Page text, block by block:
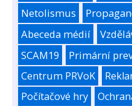
Netolismus
Abeceda médií
SCAM19
Primární
Centrum PRVoK
Počítačové hry